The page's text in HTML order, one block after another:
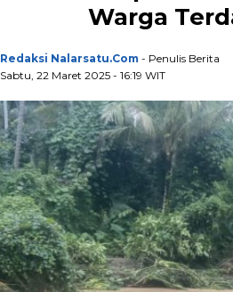
Warga
Redaksi Nalarsatu.com - Penulis Berita
Sabtu, 22 Maret 2025 - 16:19 WIT